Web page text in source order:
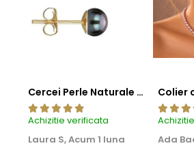
Cercei Perle Naturale Negre 5-6 mm, Buton AAA, Aur 14K (aur 585), Tip Șurub | KASKADDA®
Achizitie verificata
Laura S,Acum 1 luna
Ada